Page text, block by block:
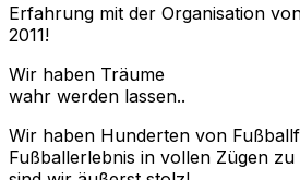
Erfahrung mit der Organisation
2011!
Wir haben Träume
wahr werden lassen..
Wir haben Hunderten von
Fußballerlebnis in vollen Zügen